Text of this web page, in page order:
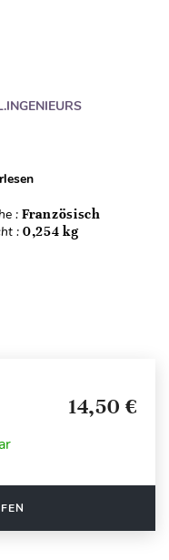
: Französisch
: 0,254 kg
14,50 €